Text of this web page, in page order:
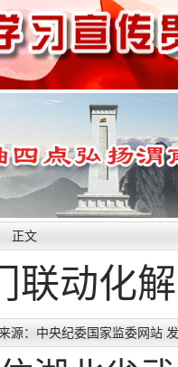
正文
联动化
源：中央纪委国家监委网站